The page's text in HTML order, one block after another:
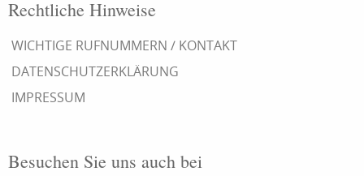
Rechtliche Hinweise
WICHTIGE RUFNUMMERN / KONTAKT
DATENSCHUTZERKLÄRUNG
IMPRESSUM
Besuchen Sie uns auch bei